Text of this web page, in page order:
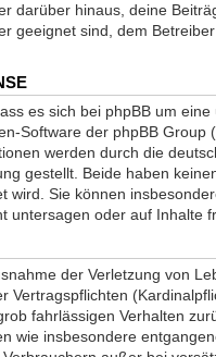
darüber hinaus, deine
geeignet sind, dem
es sich bei phpBB um
Software der phpBB Group
werden durch die
gestellt. Beide haben
wird. Sie können
untersagen oder auf Inhalte
der Verletzung von
Vertragspflichten
fahrlässigen Verhalten
wie insbesondere